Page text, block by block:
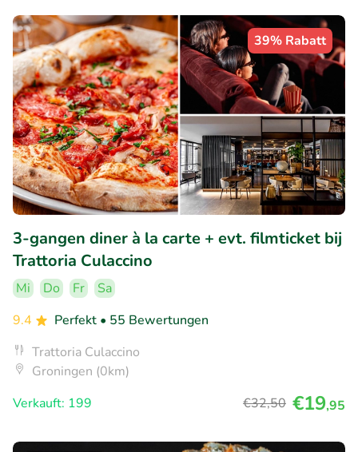
39% Rabatt
3-gangen diner à la carte + evt. filmticket bij
Trattoria Culaccino
Mi Do Fr
Sa
9.4
Perfekt • 55 Bewertungen
Trattoria Culaccino
Groningen (0km)
Verkauft: 199
€32,50 €19,95